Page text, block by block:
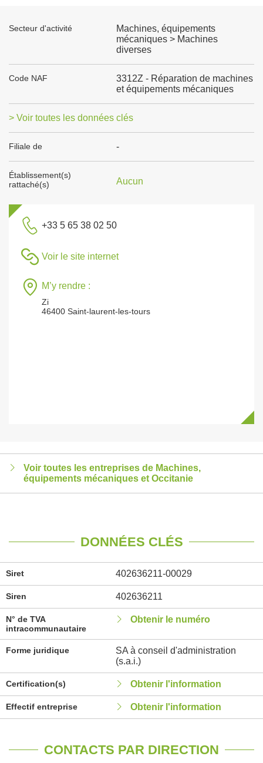
Secteur d'activité
Machines, équipements
mécaniques > Machines
diverses
Code NAF
3312Z - Réparation de machines
et équipements mécaniques
> Voir toutes les données clés
Filiale de -
Établissement(s)
rattaché(s)
Aucun
+33 5 65 38 02 50
Voir le site internet
M’y rendre :
Zi
46400 Saint-laurent-les-tours
Voir toutes les entreprises de Machines,
équipements mécaniques et Occitanie
DONNÉES CLÉS
Siret 402636211-00029
Siren 402636211
N° de TVA
intracommunautaire
Obtenir le numéro
Forme juridique
SA à conseil d'administration
(s.a.i.)
Certification(s) Obtenir l'information
Effectif entreprise Obtenir l'information
CONTACTS PAR DIRECTION